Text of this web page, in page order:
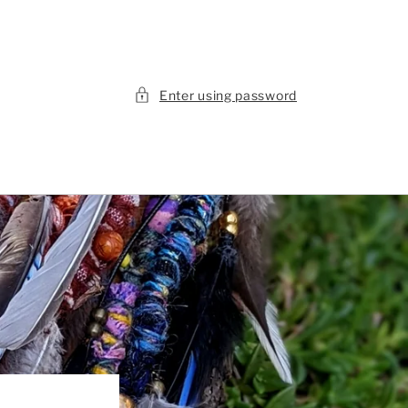
Enter using password